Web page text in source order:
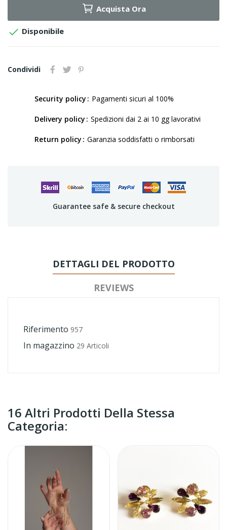
Acquista Ora
 Disponibile
Condividi
Security policy Pagamenti sicuri al 100%
Delivery policy Spedizioni dai 2 ai 10 gg lavorativi
Return policy Garanzia soddisfatti o rimborsati
Guarantee safe & secure checkout
DETTAGLI DEL PRODOTTO
REVIEWS
Riferimento 957
In magazzino 29 Articoli
16 Altri Prodotti Della Stessa
Categoria: